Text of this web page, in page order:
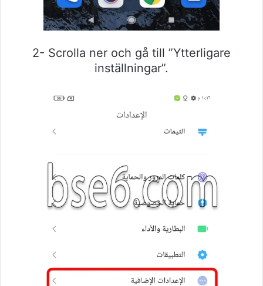
2- Scrolla ner och gå till ”Ytterligare
inställningar”.